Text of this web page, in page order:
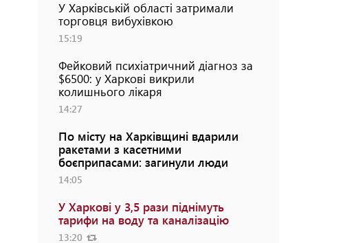
У Харківській області затримали
торговця вибухівкою
15:19
Фейковий психіатричний діагноз за
$6500: у Харкові викрили
колишнього лікаря
14:27
По місту на Харківщині вдарили
ракетами з касетними
боєприпасами: загинули люди
14:05
У Харкові у 3,5 рази піднімуть
тарифи на воду та каналізацію
13:20